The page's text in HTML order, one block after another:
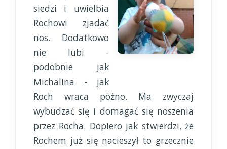
siedzi i uwielbia
Rochowi zjadać
nos. Dodatkowo
nie lubi -
podobnie jak
Michalina - jak
Roch wraca późno. Ma zwyczaj
wybudzać się i domagać się noszenia
przez Rocha. Dopiero jak stwierdzi, że
Rochem już się nacieszył to grzecznie